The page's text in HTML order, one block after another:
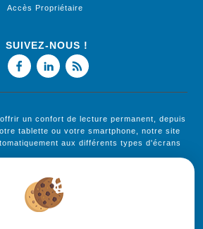
Accès Propriétaire
SUIVEZ-NOUS !
un confort de lecture permanent, depuis
tablette ou votre smartphone, notre site
aux différents types d'écrans
Logiciel immo
Site internet immobilier
Référencement immobilier